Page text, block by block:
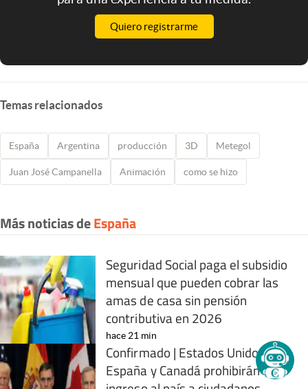
Quiero registrarme
Temas relacionados
España Argentina producción 3D Metegol
Juan José Campanella Animación como se hizo
Más noticias deEspaña
Seguridad Social paga el subsidio
mensual que pueden cobrar las
amas de casa sin pensión
contributiva en 2026
hace 21 min
Confirmado | Estados Unidos,
España y Canadá prohibirán el